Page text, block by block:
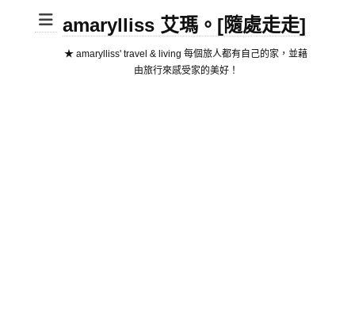
amarylliss 艾瑪。[隨處走走]
★ amarylliss' travel & living 每個旅人都有自己的家，並藉
由旅行來感受家的美好！